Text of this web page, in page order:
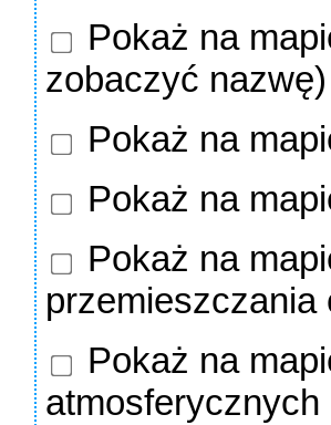
Pokaż na
zobaczyć nazwę)
Pokaż na
Pokaż na
Pokaż na
Pokaż na
atmosferycznych